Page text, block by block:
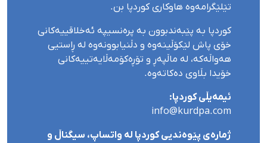
تێلێگرامەوە هاوکاری کوردپا بن.
کوردپا بە پێبەندبوون بە پرەنسیپە ئەخلاقییەکانی
خۆی پاش لێکۆڵینەوە و دڵنیابوونەوە لە ڕاستیی
هەواڵەکە، لە ماڵپەڕ و تۆڕەکۆمەڵایەتییەکانی
خۆیدا بڵاوی دەکاتەوە.
ئیمەیڵی کوردپا:
info@kurdpa.com
ژمارەی پێوەندیی کوردپا لە واتساپ، سیگناڵ و